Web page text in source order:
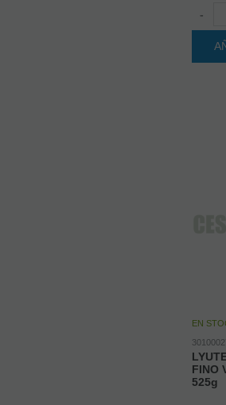
-
EN
FINO
525g